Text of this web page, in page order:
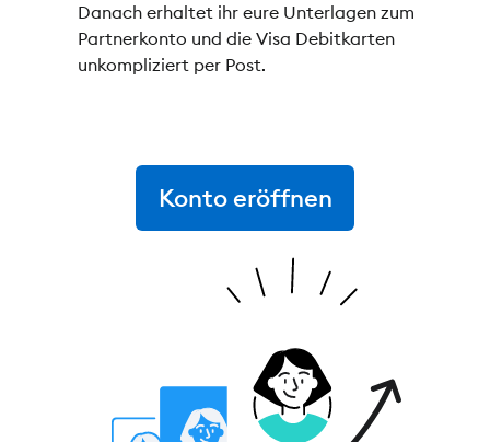
Danach erhaltet ihr eure Unterlagen zum
Partnerkonto und die Visa Debitkarten
unkompliziert per Post.
Konto eröffnen